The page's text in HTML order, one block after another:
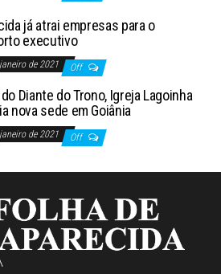
já atrai empresas para o
executivo
de 2021 Off
Diante do Trono, Igreja Lagoinha
nova sede em Goiânia
de 2021 Off